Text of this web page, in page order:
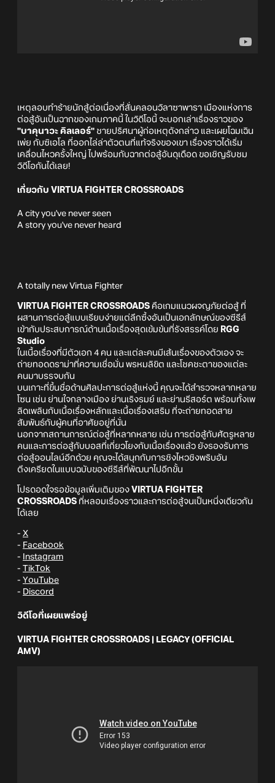
เหตุลอบทำร้ายนักสู้ต่อเนื่องที่สั่นคลอนวิลาซาพารา เมืองแห่งการ
ต่อสู้อันเป็นฉากของเกมภาคนี้ ในวิดีโอนี้ จะบอกเล่าเรื่องราวของ
"บาคุนาวะ คิลเลอร์" ชายปริศนาผู้ก่อเหตุดังกล่าว และเผยโฉมเฉิน
เพ่ย กับซิเอโล ที่ออกไล่ล่าตัวตนที่แท้จริงของเขา เรื่องราวได้เริ่ม
เคลื่อนไหวครั้งใหญ่ ไปพร้อมกับฉากต่อสู้อันดุเดือด ขอเชิญรับชม
วิดีโอกันได้เลย!
เกี่ยวกับ VIRTUA FIGHTER CROSSROADS
A city you've never seen
A story you've never heard
A totally new Virtua Fighter
VIRTUA FIGHTER CROSSROADS คือเกมแนวผจญภัยต่อสู้ ที่
ผสานการต่อสู้แบบเรียบง่ายแต่ลึกซึ้งอันเป็นเอกลักษณ์ของซีรีส์
เข้ากับประสบการณ์ด้านเนื้อเรื่องสุดเข้มข้นที่รังสรรค์โดย RGG
Studio
ในเนื้อเรื่องที่มีตัวเอก 4 คน และแต่ละคนมีเส้นเรื่องของตัวเอง จะ
ถ่ายทอดดราม่าที่ความเชื่อมั่น พรหมลิขิต และโชคชะตาของแต่ละ
คนมาบรรจบกัน
บนเกาะที่ขึ้นชื่อด้านศิลปะการต่อสู้แห่งนี้ คุณจะได้สำรวจหลากหลาย
โซน เช่น ย่านใจกลางเมือง ย่านเริงรมย์ และย่านรีสอร์ต พร้อมทั้งเพ
ลิดเพลินกับเนื้อเรื่องหลักและเนื้อเรื่องเสริม ที่จะถ่ายทอดสาย
สัมพันธ์กับผู้คนที่อาศัยอยู่ที่นั่น
นอกจากสถานการณ์ต่อสู้ที่หลากหลาย เช่น การต่อสู้กับศัตรูหลาย
คนและการต่อสู้กับบอสที่เกี่ยวโยงกับเนื้อเรื่องแล้ว ยังรองรับการ
ต่อสู้ออนไลน์อีกด้วย คุณจะได้สนุกกับการชิงไหวชิงพริบอัน
ตึงเครียดในแบบฉบับของซีรีส์ที่พัฒนาไปอีกขั้น
โปรดอดใจรอข้อมูลเพิ่มเติมของ VIRTUA FIGHTER
CROSSROADS ที่หลอมเรื่องราวและการต่อสู้จนเป็นหนึ่งเดียวกัน
ได้เลย
- X
- Facebook
-
Instagram
- TikTok
- YouTube
- Discord
วิดีโอที่เผยแพร่อยู่
VIRTUA FIGHTER CROSSROADS | LEGACY (OFFICIAL
AMV)